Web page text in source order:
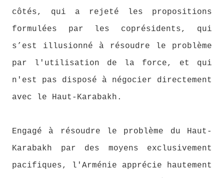
côtés, qui a rejeté les propositions
formulées par les coprésidents, qui
s’est illusionné à résoudre le problème
par l'utilisation de la force, et qui
n'est pas disposé à négocier directement
avec le Haut-Karabakh.
Engagé à résoudre le problème du Haut-
Karabakh par des moyens exclusivement
pacifiques, l'Arménie apprécie hautement